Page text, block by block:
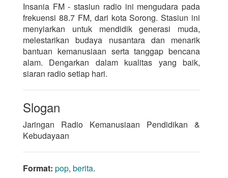
Insania FM - stasiun radio ini mengudara pada
frekuensi 88.7 FM, dari kota Sorong. Stasiun ini
menyiarkan untuk mendidik generasi muda,
melestarikan budaya nusantara dan menarik
bantuan kemanusiaan serta tanggap bencana
alam. Dengarkan dalam kualitas yang baik,
siaran radio setiap hari.
Slogan
Jaringan Radio Kemanusiaan Pendidikan &
Kebudayaan
Format: pop, berita.